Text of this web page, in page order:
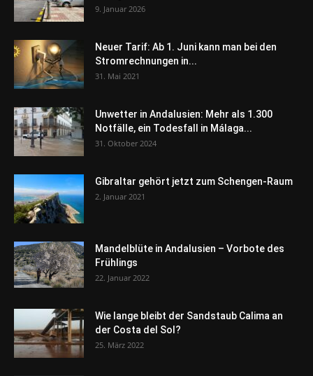
9. Januar 2026
Neuer Tarif: Ab 1. Juni kann man bei den
Stromrechnungen in...
31. Mai 2021
Unwetter in Andalusien: Mehr als 1.300
Notfälle, ein Todesfall in Málaga...
31. Oktober 2024
Gibraltar gehört jetzt zum Schengen-Raum
2. Januar 2021
Mandelblüte in Andalusien – Vorbote des
Frühlings
22. Januar 2022
Wie lange bleibt der Sandstaub Calima an
der Costa del Sol?
25. März 2022